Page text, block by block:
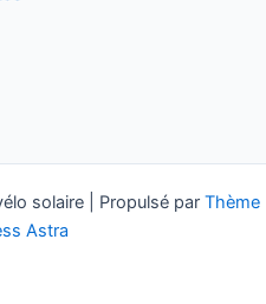
solaire | Propulsé par Thème
Astra